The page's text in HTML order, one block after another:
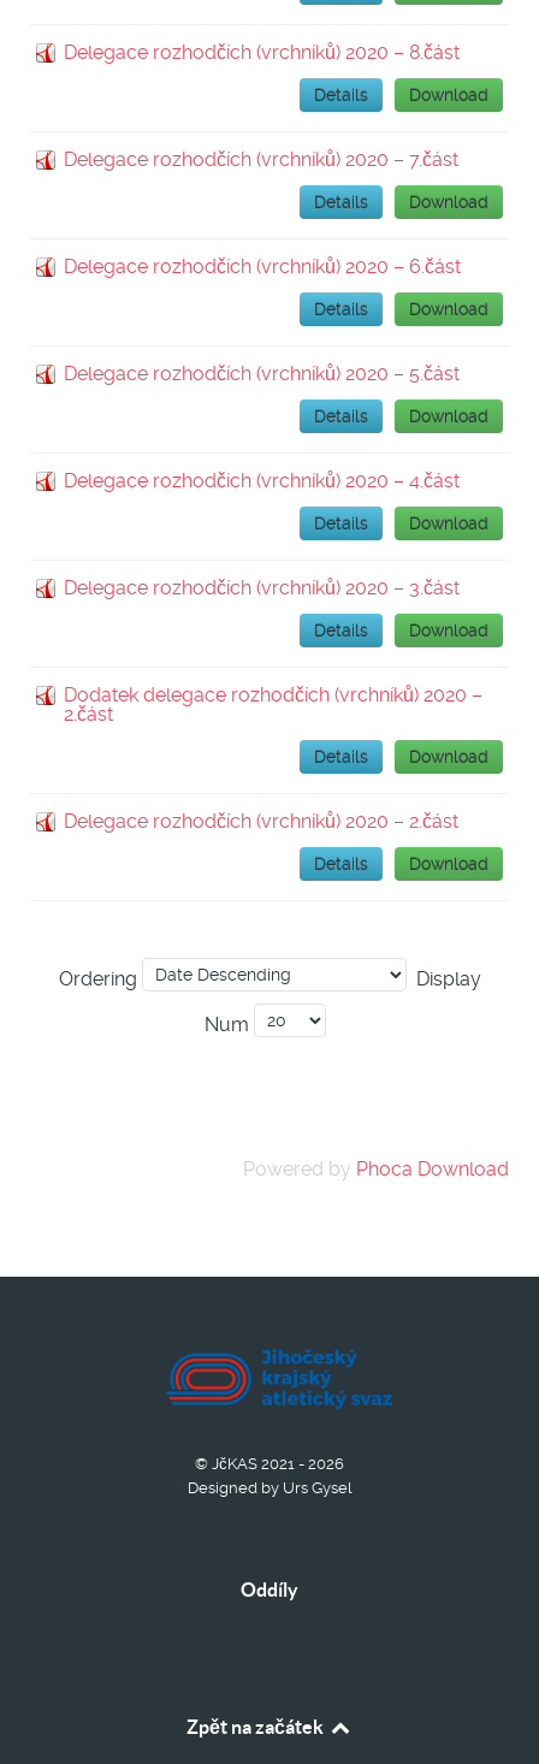
Delegace rozhodčích (vrchníků) 2020 – 8.část
Download
Details
Delegace rozhodčích (vrchníků) 2020 – 7.část
Download
Details
Delegace rozhodčích (vrchníků) 2020 – 6.část
Download
Details
Delegace rozhodčích (vrchníků) 2020 – 5.část
Download
Details
Delegace rozhodčích (vrchníků) 2020 – 4.část
Download
Details
Delegace rozhodčích (vrchníků) 2020 – 3.část
Download
Details
Dodatek delegace rozhodčích (vrchníků) 2020 –
2.část
Download
Details
Delegace rozhodčích (vrchníků) 2020 – 2.část
Download
Details
Ordering
Display
Num
Powered by Phoca Download
© JčKAS 2021 - 2026
Designed by Urs Gysel
Oddíly
Zpět na začátek